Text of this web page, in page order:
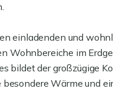
einladenden und
Wohnbereiche im
bildet der großzügige
Wärme und